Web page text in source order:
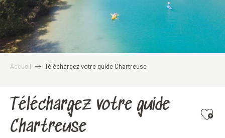
Accueil Téléchargez votre guide Chartreuse
Téléchargez votre guide
Chartreuse